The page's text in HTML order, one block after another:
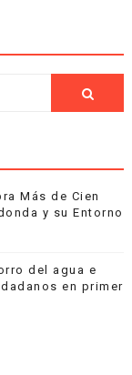
Más de Cien
y su Entorno
del agua e
en primer